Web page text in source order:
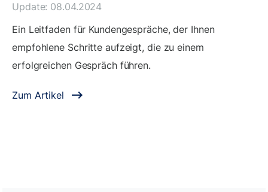
Update: 08.04.2024
Ein Leitfaden für Kundengespräche, der Ihnen
empfohlene Schritte aufzeigt, die zu einem
erfolgreichen Gespräch führen.
Zum Artikel